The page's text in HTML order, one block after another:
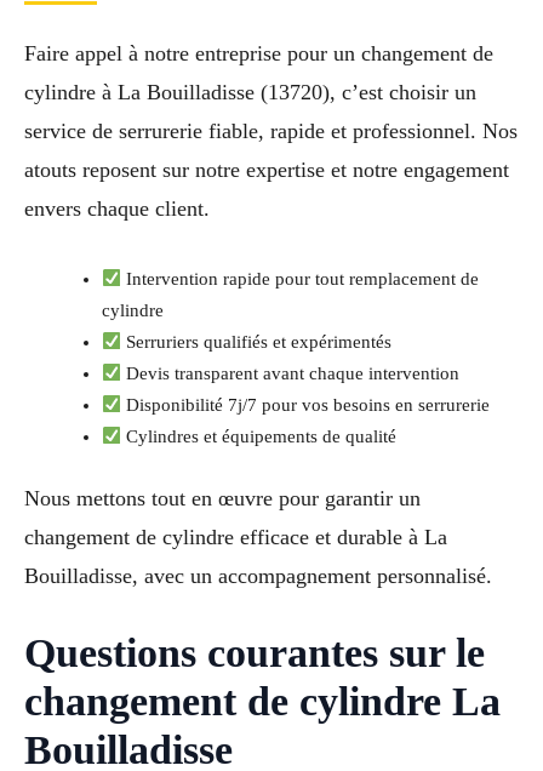
Faire appel à notre entreprise pour un changement de
cylindre à La Bouilladisse (13720), c’est choisir un
service de serrurerie fiable, rapide et professionnel. Nos
atouts reposent sur notre expertise et notre engagement
envers chaque client.
Intervention rapide pour tout remplacement de
cylindre
Serruriers qualifiés et expérimentés
Devis transparent avant chaque intervention
Disponibilité 7j/7 pour vos besoins en serrurerie
Cylindres et équipements de qualité
Nous mettons tout en œuvre pour garantir un
changement de cylindre efficace et durable à La
Bouilladisse, avec un accompagnement personnalisé.
Questions courantes sur le
changement de cylindre La
Bouilladisse